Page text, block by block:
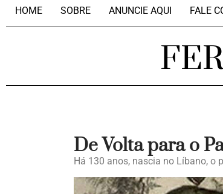
HOME SOBRE ANUNCIE AQUI FALE
De Volta para o
Há 130 anos, nascia no Líbano, o